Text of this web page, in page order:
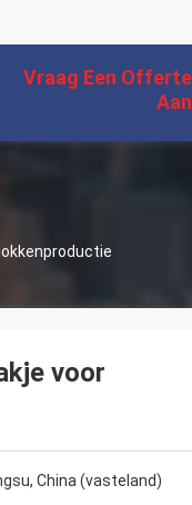
Vraag Een Offerte
Aan
voor
China (vasteland)